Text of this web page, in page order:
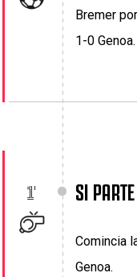
Bremer
1-0 Genoa.
1' SI
Comincia
Genoa.